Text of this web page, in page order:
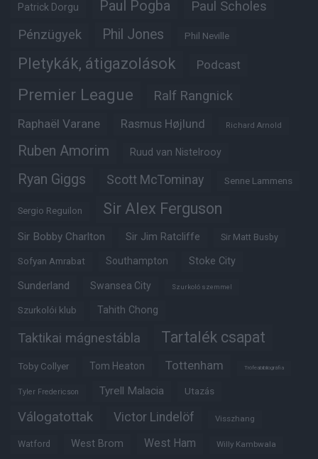
Patrick Dorgu Paul Pogba Paul Scholes
Pénzügyek Phil Jones Phil Neville
Pletykák, átigazolások Podcast
Premier League Ralf Rangnick
Raphaël Varane Rasmus Højlund Richard Arnold
Ruben Amorim Ruud van Nistelrooy
Ryan Giggs Scott McTominay Senne Lammens
Sergio Reguilon Sir Alex Ferguson
Sir Bobby Charlton Sir Jim Ratcliffe Sir Matt Busby
Sofyan Amrabat Southampton Stoke City
Sunderland Swansea City Szurkoló szemmel
Szurkolói klub Tahith Chong
Taktikai mágnestábla Tartalék csapat
Toby Collyer Tom Heaton Tottenham Trófeabibliográfia
Tyler Fredericson Tyrell Malacia Utazás
Válogatottak Victor Lindelöf Visszhang
Watford West Brom West Ham Willy Kambwala